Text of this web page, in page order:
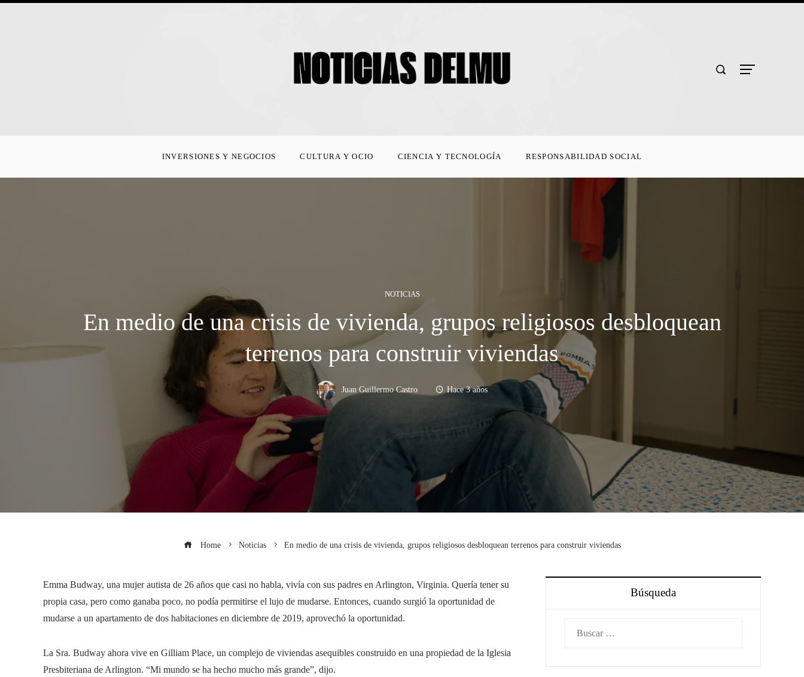
INVERSIONES Y NEGOCIOS CULTURA Y OCIO CIENCIA Y TECNOLOGÍA RESPONSABILIDAD SOCIAL
NOTICIAS
En medio de una crisis de vivienda, grupos religiosos desbloquean
terrenos para construir viviendas
Juan Guillermo Castro Hace 3 años
Home Noticias En medio de una crisis de vivienda, grupos religiosos desbloquean terrenos para construir viviendas
Emma Budway, una mujer autista de 26 años que casi no habla, vivía con sus padres en Arlington, Virginia. Quería tener su
propia casa, pero como ganaba poco, no podía permitirse el lujo de mudarse. Entonces, cuando surgió la oportunidad de
mudarse a un apartamento de dos habitaciones en diciembre de 2019, aprovechó la oportunidad.
La Sra. Budway ahora vive en Gilliam Place, un complejo de viviendas asequibles construido en una propiedad de la Iglesia
Presbiteriana de Arlington. “Mi mundo se ha hecho mucho más grande”, dijo.
Búsqueda